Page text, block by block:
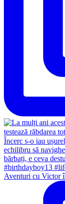
Aventuri cu Victor